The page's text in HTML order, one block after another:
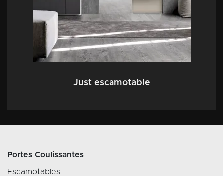
Just escamotable
Portes Coulissantes
Escamotables